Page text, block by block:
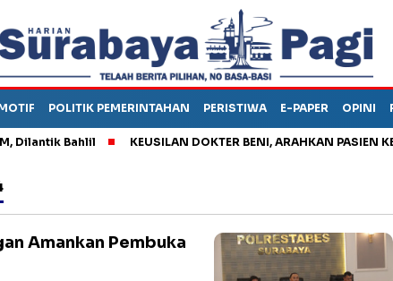
POLITIK PEMERINTAHAN PERISTIWA E-PAPER OPINI
Bahlil KEUSILAN DOKTER BENI, ARAHKAN PASIEN KE
Amankan Pembuka